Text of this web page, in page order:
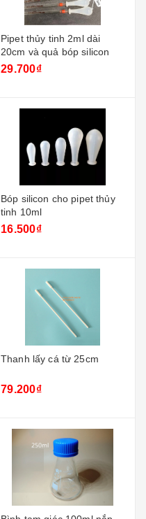
Pipet thủy tinh 2ml dài
20cm và quả bóp silicon
29.700₫
Bóp silicon cho pipet thủy
tinh 10ml
16.500₫
Thanh lấy cá từ 25cm
79.200₫